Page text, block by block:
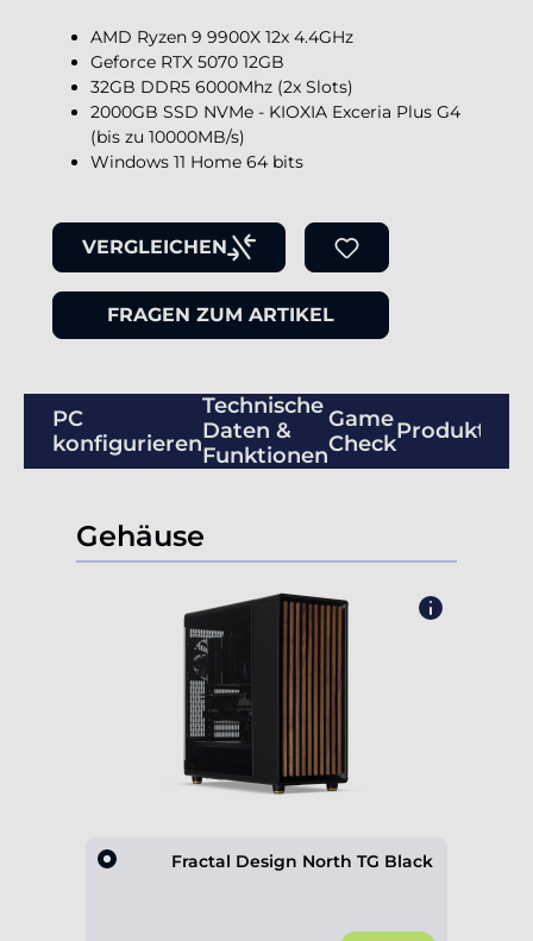
AMD Ryzen 9 9900X 12x 4.4GHz
Geforce RTX 5070 12GB
32GB DDR5 6000Mhz (2x Slots)
2000GB SSD NVMe - KIOXIA Exceria Plus G4
(bis zu 10000MB/s)
Windows 11 Home 64 bits
VERGLEICHEN
FRAGEN ZUM ARTIKEL
PC
konfigurieren
Technische
Daten &
Funktionen
Game
Check
Gehäuse
Fractal Design North TG Black